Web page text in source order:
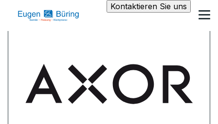
Kontaktieren Sie uns